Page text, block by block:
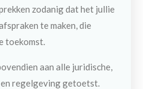
zodanig dat het jullie
te maken, die
toekomst.
aan alle juridische,
regelgeving getoetst.